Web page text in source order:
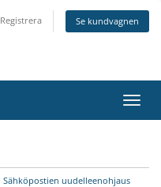
Registrera Se kundvagnen
Växla
Sähköpostien uudelleenohjaus